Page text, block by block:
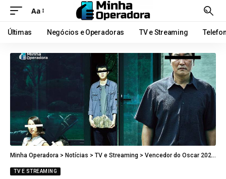
Aa
Últimas Negócios e Operadoras TV e Streaming
Minha Operadora > Notícias > TV e Streaming > Vencedor do Oscar 2020 chega na TV por assinatura em breve
TV E STREAMING